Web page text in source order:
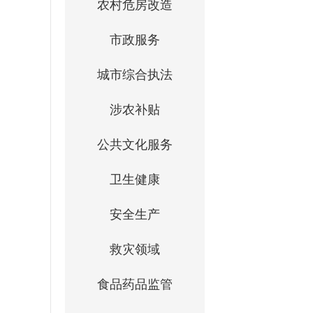
农村危房改造
市政服务
城市综合执法
涉农补贴
公共文化服务
卫生健康
安全生产
救灾领域
食品药品监管